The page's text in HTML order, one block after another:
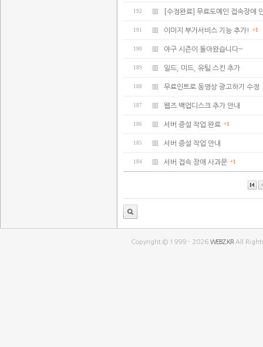
192 [수정완료] 무료도메인 접속장애
191 이미지 부가서비스 기능 추가! +1
190 야구 시즌이 돌아왔습니다~
189 일드, 미드, 유틸 스킨 추가
188 무료인트로 동영상 광고하기 수정
187 웹즈 백업디스크 추가 안내
186 서버 증설 작업 완료 +1
185 서버 증설 작업 안내
184 서버 접속 장애 사과문 +1
Copyright © 1999 - 2026WEBZ.KR All